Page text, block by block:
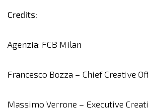
Credits:
Agenzia: FCB Milan
Francesco Bozza – Chief Creative
Massimo Verrone – Executive